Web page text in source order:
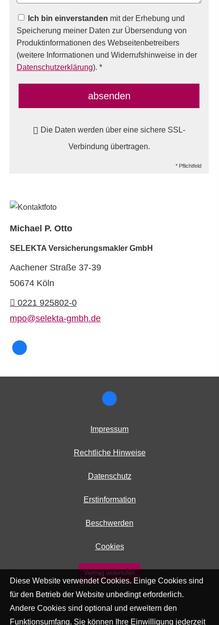
Ich bin einverstanden mit der Erhebung und
Speicherung meiner Daten zur Übersendung von
Produktinformationen des Webseitenbetreibers
(weitere Informationen und Widerrufshinweise in der
Datenschutzerklärung). *
absenden
Die Daten werden über eine sichere SSL-
Verbindung übertragen.
* Pflichtfeld
Michael P. Otto
SELEKTA Ver­sicherungs­makler GmbH
Aachener Straße 37-39
50674 Köln
0221 925802-0
mpo@selekta-gmbh.de
Impressum
Rechtliche Hinweise
Datenschutz
Erstinformation
Beschwerden
Cookies
Vertrag widerrufen
Diese Website verwendet Cookies. Einige Cookies sind
für den Betrieb der Website unbedingt erforderlich.
Andere Cookies sind optional und erweitern den
Funktionsumfang. Sie können Ihre Einwilligung jederzeit